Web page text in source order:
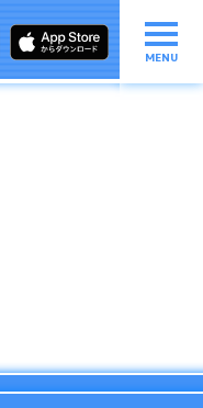
MENU